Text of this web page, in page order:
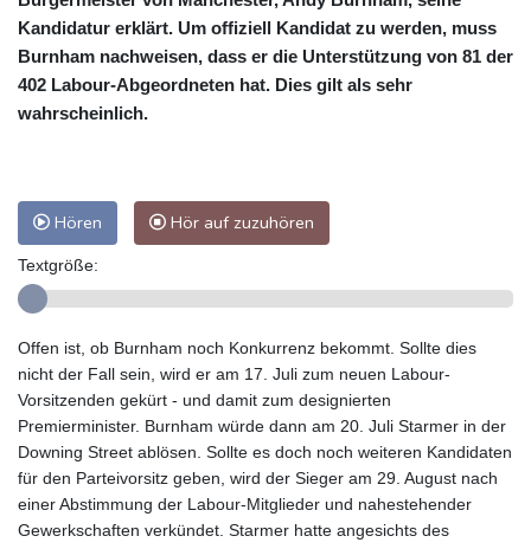
Kandidatur erklärt. Um offiziell Kandidat zu werden, muss
Burnham nachweisen, dass er die Unterstützung von 81 der
402 Labour-Abgeordneten hat. Dies gilt als sehr
wahrscheinlich.
Hören Hör auf zuzuhören
Textgröße:
Offen ist, ob Burnham noch Konkurrenz bekommt. Sollte dies
nicht der Fall sein, wird er am 17. Juli zum neuen Labour-
Vorsitzenden gekürt - und damit zum designierten
Premierminister. Burnham würde dann am 20. Juli Starmer in der
Downing Street ablösen. Sollte es doch noch weiteren Kandidaten
für den Parteivorsitz geben, wird der Sieger am 29. August nach
einer Abstimmung der Labour-Mitglieder und nahestehender
Gewerkschaften verkündet. Starmer hatte angesichts des